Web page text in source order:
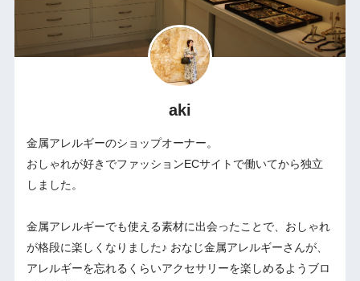
aki
金属アレルギーのショップオーナー。
おしゃれが好きでファッションECサイトで働いてから独立
しました。
金属アレルギーでも使える素材に出会ったことで、おしゃれ
が格段に楽しくなりました♪ おなじ金属アレルギーさんが、
アレルギーを忘れるくらいアクセサリーを楽しめるようブロ